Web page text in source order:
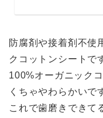
防腐剤や接着剤不使
クコットンシートで
100%オーガニック
くちゃやわらかいで
これで歯磨きできて